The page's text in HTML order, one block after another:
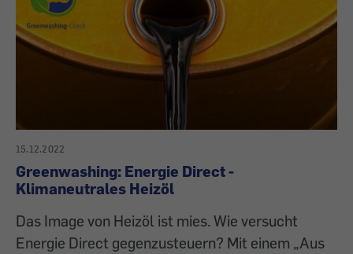
15.12.2022
Greenwashing: Energie Direct -
Klimaneutrales Heizöl
Das Image von Heizöl ist mies. Wie ­versucht
Energie Direct gegenzusteuern? Mit einem „Aus